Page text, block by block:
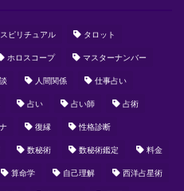
スピリチュアル タロット
ホロスコープ マスターナンバー
人間関係 仕事占い
占い 占い師 占術
復縁 性格診断
数秘術 数秘術鑑定 料金
算命学 自己理解 西洋占星術